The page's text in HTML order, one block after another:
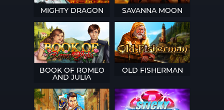
MIGHTY DRAGON SAVANNA MOON
BOOK OF ROMEO
AND JULIA
OLD FISHERMAN